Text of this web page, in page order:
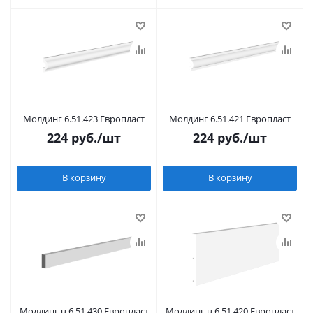
Молдинг 6.51.423 Европласт
224 руб./шт
В корзину
Молдинг 6.51.421 Европласт
224 руб./шт
В корзину